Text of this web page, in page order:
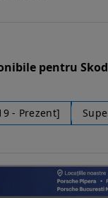
pentru
- Prezent]